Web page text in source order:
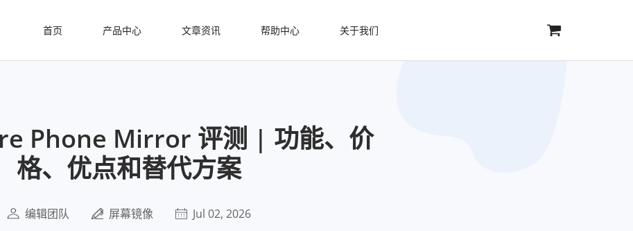
首页 产品中心 文章资讯 帮助中心 关于我们
Phone Mirror 评测 | 功能、价
格、优点和替代方案
编辑团队 屏幕镜像 Jul 02, 2026